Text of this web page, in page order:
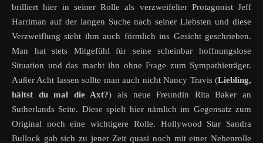
brilliert hier in seiner Rolle als verzweifelter Protagonist Jeff
Harriman auf der langen Suche nach seiner Liebsten und diese
Verzweiflung steht ihm auch förmlich ins Gesicht geschrieben.
Man hat stets Mitgefühl für seine scheinbar hoffnungslose
Situation und das macht ihn ohne Frage zum Sympathieträger.
Außer Acht lassen sollte man auch nicht Nancy Travis (Liebling,
hältst du mal die Axt?) als neue Freundin Rita Baker an
Sutherlands Seite. Diese spielt hier nämlich im Gegensatz zum
Original noch eine wichtigere Rolle. Hollywood Star Sandra
Bullock gab sich zu jener Zeit quasi noch mit einer Nebenrolle